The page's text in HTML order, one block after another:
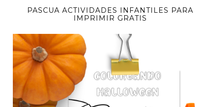
PASCUA ACTIVIDADES INFANTILES PARA
IMPRIMIR GRATIS